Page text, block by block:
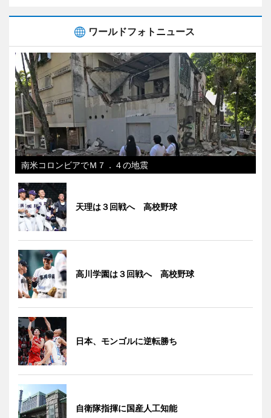
ワールドフォトニュース
南米コロンビアでＭ７．４の地震
天理は３回戦へ 高校野球
高川学園は３回戦へ 高校野球
日本、モンゴルに逆転勝ち
自衛隊指揮に国産人工知能